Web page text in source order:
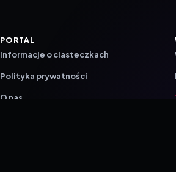
PORTAL
Informacje o ciasteczkach
Polityka prywatności
O nas